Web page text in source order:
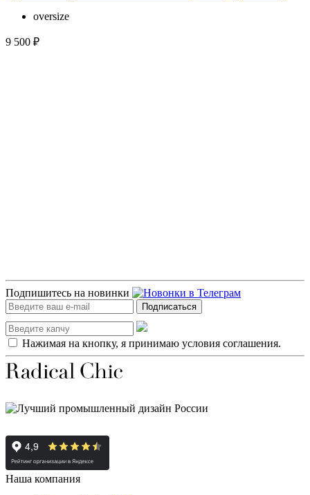
oversize
9 500 ₽
Подпишитесь на новинки
Подписаться
Нажимая на кнопку, я принимаю условия соглашения.
Наша компания